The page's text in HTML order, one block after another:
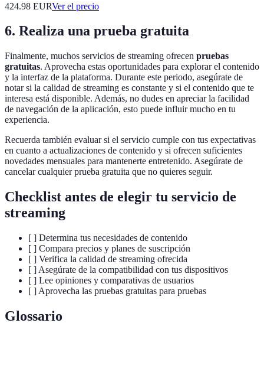
424.98 EURVer el precio
6. Realiza una prueba gratuita
Finalmente, muchos servicios de streaming ofrecen pruebas
gratuitas. Aprovecha estas oportunidades para explorar el contenido
y la interfaz de la plataforma. Durante este periodo, asegúrate de
notar si la calidad de streaming es constante y si el contenido que te
interesa está disponible. Además, no dudes en apreciar la facilidad
de navegación de la aplicación, esto puede influir mucho en tu
experiencia.
Recuerda también evaluar si el servicio cumple con tus expectativas
en cuanto a actualizaciones de contenido y si ofrecen suficientes
novedades mensuales para mantenerte entretenido. Asegúrate de
cancelar cualquier prueba gratuita que no quieres seguir.
Checklist antes de elegir tu servicio de
streaming
[ ] Determina tus necesidades de contenido
[ ] Compara precios y planes de suscripción
[ ] Verifica la calidad de streaming ofrecida
[ ] Asegúrate de la compatibilidad con tus dispositivos
[ ] Lee opiniones y comparativas de usuarios
[ ] Aprovecha las pruebas gratuitas para pruebas
Glossario